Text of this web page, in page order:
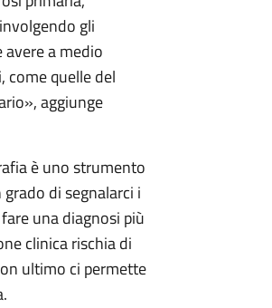
gli
avere a medio
quelle del
aggiunge
è uno strumento
di segnalarci i
una diagnosi più
clinica rischia di
ultimo ci permette